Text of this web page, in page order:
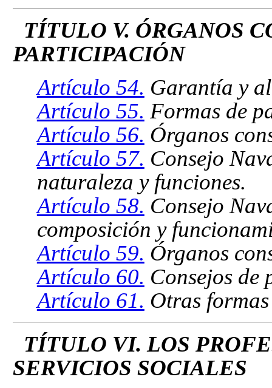
TÍTULO V. ÓRGANOS
PARTICIPACIÓN
Artículo 54. Garantía y
Artículo 55. Formas de
Artículo 56. Órganos
Artículo 57. Consejo
naturaleza y funciones.
Artículo 58. Consejo
composición y
Artículo 59. Órganos
Artículo 60. Consejos
Artículo 61. Otras
TÍTULO VI. LOS
SERVICIOS SOCIALES